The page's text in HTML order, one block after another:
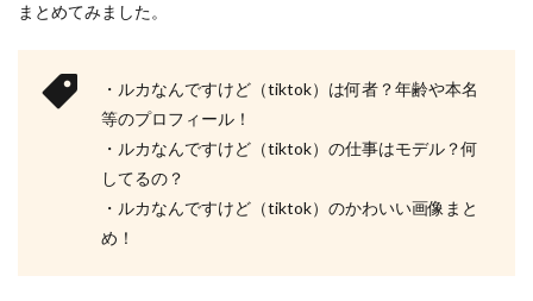
まとめてみました。
・ルカなんですけど（tiktok）は何者？年齢や本名
等のプロフィール！
・ルカなんですけど（tiktok）の仕事はモデル？何
してるの？
・ルカなんですけど（tiktok）のかわいい画像まと
め！